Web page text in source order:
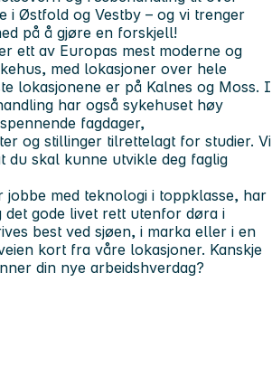
i Østfold og Vestby – og vi trenger
på å gjøre en forskjell!
ett av Europas mest moderne og
med lokasjoner over hele
lokasjonene er på Kalnes og Moss. I
har også sykehuset høy
fagdager,
og stillinger tilrettelagt for studier. Vi
du skal kunne utvikle deg faglig
jobbe med teknologi i toppklasse, har
det gode livet rett utenfor døra i
best ved sjøen, i marka eller i en
kort fra våre lokasjoner. Kanskje
din nye arbeidshverdag?